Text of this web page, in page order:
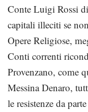
Conte Luigi Rossi
capitali illeciti se
Opere Religiose,
Conti correnti
Provenzano, come
Messina Denaro,
le resistenze da